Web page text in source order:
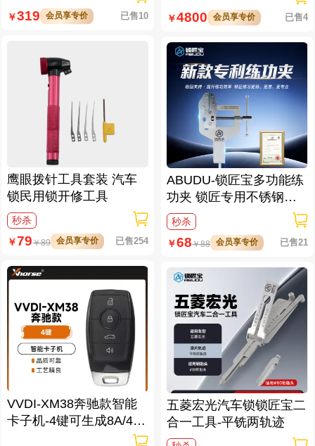
防窥视
￥319 会员享专价 已售10
鹰眼拨针工具套装 汽车
锁民用锁开修工具
秒杀
￥79￥89 会员享专价 已售254
VVDI-XM38奔驰款智能
卡子机-4键可生成8A/4D/
46/47/49/4A/MQB48/MQ
￥4800 会员享专价 已售4
ABUDU-锁匠宝多功能练
功夹 锁匠专用不锈钢练
功夹 锁具架子
秒杀
￥68￥88 会员享专价 已售21
五菱宏光汽车锁锁匠宝二
合一工具-平铣两轨迹